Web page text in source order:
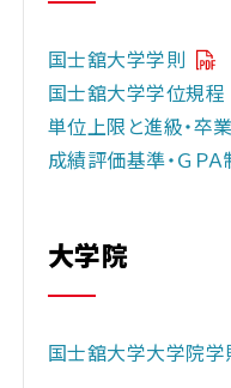
国士舘大学学則
国士舘大学学位規程
単位上限と進級・卒
成績評価基準・ＧＰ
大学院
国士舘大学大学院学